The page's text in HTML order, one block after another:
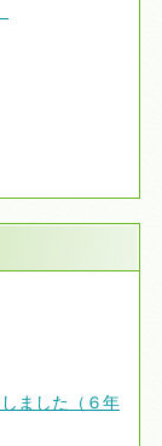
ました（６年